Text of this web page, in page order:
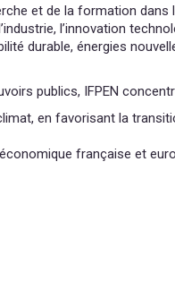
et de la formation dans
l’innovation
durable, énergies
publics, IFPEN
en favorisant la
française et